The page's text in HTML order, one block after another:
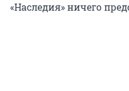
«Наследия» ничего